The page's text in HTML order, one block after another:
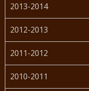
2013-2014
2012-2013
2011-2012
2010-2011